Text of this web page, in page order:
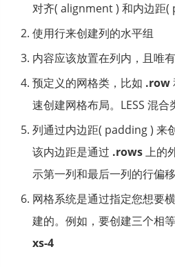
对齐( alignment ) 和内边距(
使用行来创建列的水平组
内容应该放置在列内，且唯
预定义的网格类，比如 .row
速创建网格布局。LESS 混
列通过内边距( padding ) 来
该内边距是通过 .rows上的
示第一列和最后一列的行偏移
网格系统是通过指定您想要
建的。例如，要创建三个相
xs-4